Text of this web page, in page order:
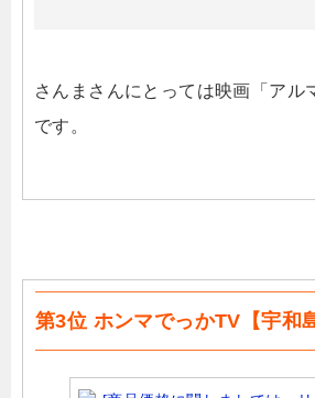
さんまさんにとっては映画「アル
です。
第3位 ホンマでっかTV【宇和